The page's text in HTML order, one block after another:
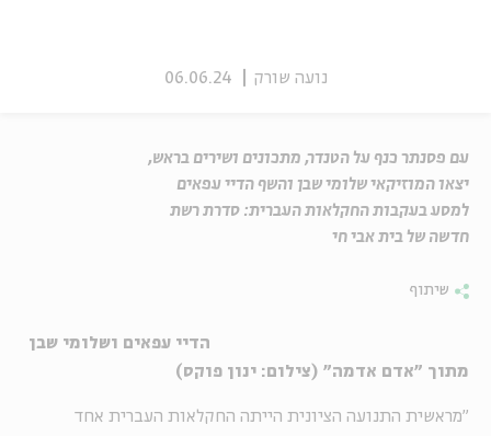
נועה שורק 06.06.24
עם פסנתר כנף על הטנדר, מתכונים ושירים בראש,
יצאו המוזיקאי שלומי שבן והשף הדיי עפאים
למסע בעקבות החקלאות העברית: סדרת רשת
חדשה של בית אבי חי
שיתוף
הדיי עפאים ושלומי שבן
מתוך "אדם אדמה" (צילום: ינון פוקס)
"מראשית התנועה הציונית הייתה החקלאות העברית אחד